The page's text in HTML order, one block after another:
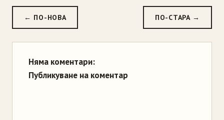
← ПО-НОВА ПО-СТАРА →
Няма коментари:
Публикуване на коментар